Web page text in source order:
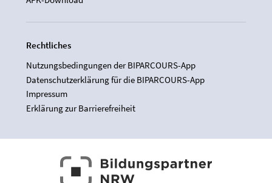
Rechtliches
Nutzungsbedingungen der BIPARCOURS-App
Datenschutzerklärung für die BIPARCOURS-App
Impressum
Erklärung zur Barrierefreiheit